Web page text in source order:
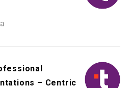
– Centric